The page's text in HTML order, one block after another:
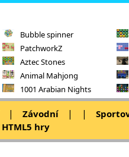
Bubble spinner
PatchworkZ
Aztec Stones
Animal Mahjong
1001 Arabian Nights
| Závodní | |
HTML5 hry